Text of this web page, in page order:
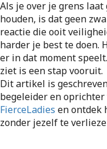
Als je over je grens
houden, is dat geen
reactie die ooit
harder je best te doen.
er in dat moment
ziet is een stap vooruit.
Dit artikel is
begeleider en oprichter
FierceLadies en ontdek
zonder jezelf te